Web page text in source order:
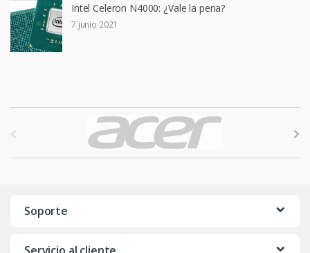
Intel Celeron N4000: ¿Vale la pena?
7 junio 2021
Soporte